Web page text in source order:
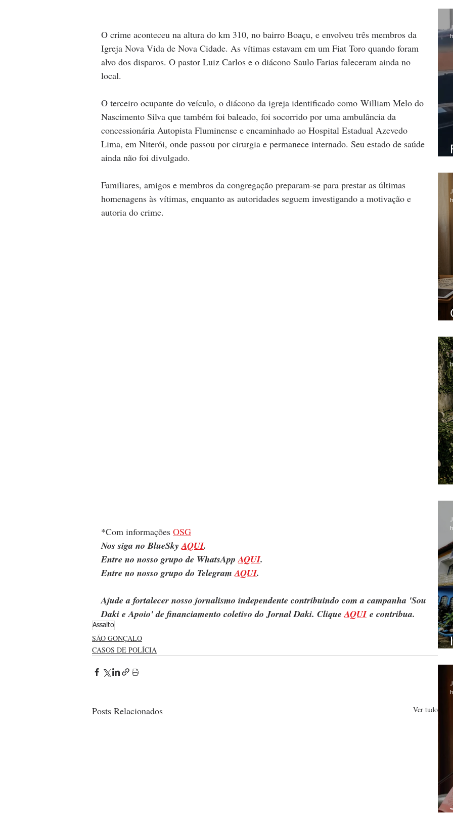
O crime aconteceu na altura do km 310, no bairro Boaçu, e envolveu três membros da
Igreja Nova Vida de Nova Cidade. As vítimas estavam em um Fiat Toro quando foram
alvo dos disparos. O pastor Luiz Carlos e o diácono Saulo Farias faleceram ainda no
local.
O terceiro ocupante do veículo, o diácono da igreja identificado como William Melo do
Nascimento Silva que também foi baleado, foi socorrido por uma ambulância da
concessionária Autopista Fluminense e encaminhado ao Hospital Estadual Azevedo
Lima, em Niterói, onde passou por cirurgia e permanece internado. Seu estado de saúde
ainda não foi divulgado.
Familiares, amigos e membros da congregação preparam-se para prestar as últimas
homenagens às vítimas, enquanto as autoridades seguem investigando a motivação e
autoria do crime.
*Com informações OSG
Nos siga no BlueSky AQUI.
Entre no nosso grupo de WhatsApp AQUI.
Entre no nosso grupo do Telegram AQUI.
Ajude a fortalecer nosso jornalismo independente contribuindo com a campanha 'Sou
Daki e Apoio' de financiamento coletivo do Jornal Daki. Clique AQUI e contribua.
Assalto
SÃO GONÇALO
CASOS DE POLÍCIA
Posts Relacionados Ver tudo